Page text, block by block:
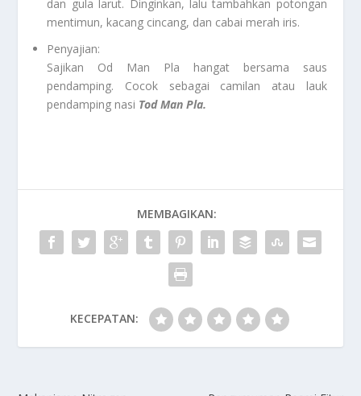
dan gula larut. Dinginkan, lalu tambahkan potongan
mentimun, kacang cincang, dan cabai merah iris.
Penyajian:
Sajikan Od Man Pla hangat bersama saus
pendamping. Cocok sebagai camilan atau lauk
pendamping nasi Tod Man Pla.
MEMBAGIKAN:
KECEPATAN: